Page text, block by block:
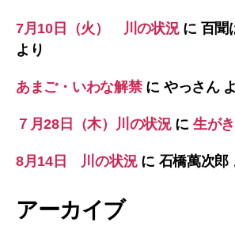
7月10日（火） 川の状況に 百聞
より
あまご・いわな解禁に やっさん
７月28日（木）川の状況に 生がき
8月14日 川の状況に 石橋萬次郎
アーカイブ